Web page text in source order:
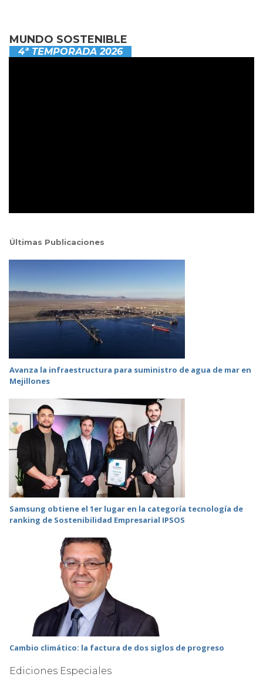
MUNDO SOSTENIBLE
4ª TEMPORADA 2026
Últimas Publicaciones
Avanza la infraestructura para suministro de agua de mar en
Mejillones
Samsung obtiene el 1er lugar en la categoría tecnología de
ranking de Sostenibilidad Empresarial IPSOS
Cambio climático: la factura de dos siglos de progreso
Ediciones Especiales